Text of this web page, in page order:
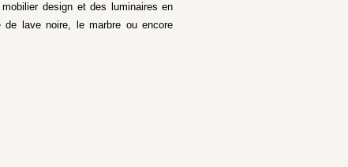
design et des luminaires en
de lave noire, le marbre ou encore